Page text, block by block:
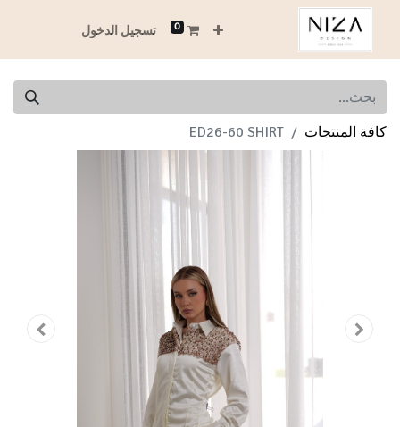
0 تسجيل الدخول
كافة المنتجات ED26-60 SHIRT